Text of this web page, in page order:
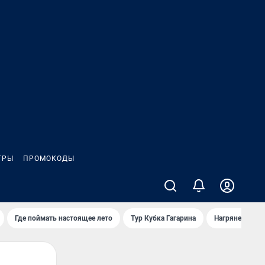
ПРОМОКОДЫ
Где поймать настоящее лето Тур Кубка Гагарина Нагрянет гроза